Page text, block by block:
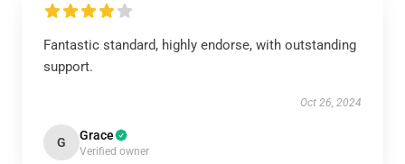
Fantastic standard, highly endorse, with outstanding
support.
Oct 26, 2024
G Grace
Verified owner